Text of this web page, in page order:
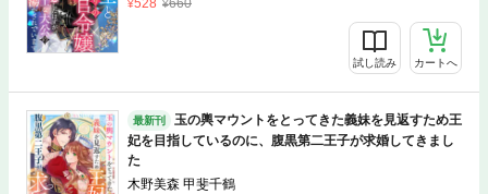
試し読み カートへ
最新刊
玉の輿マウントをとってきた義妹を見返すため王
妃を目指しているのに、腹黒第二王子が求婚してきまし
た
木野美森 甲斐千鶴